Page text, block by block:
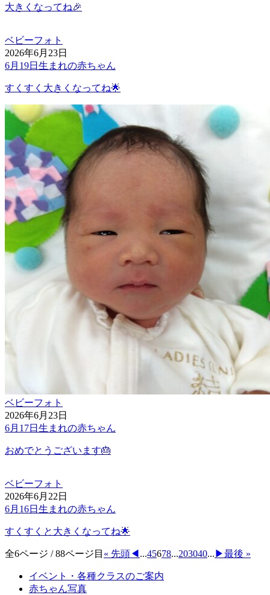
大きくなってね🎉
ベビーフォト
2026年6月23日
6月19日生まれの赤ちゃん
すくすく大きくなってね🌟
ベビーフォト
2026年6月23日
6月17日生まれの赤ちゃん
おめでとうございます🎂
ベビーフォト
2026年6月22日
6月16日生まれの赤ちゃん
すくすくと大きくなってね🌟
全6ページ / 88ページ目 « 先頭◀︎ ...45678...203040... ▶︎最後 »
イベント・各種クラスのご案内
赤ちゃん写真